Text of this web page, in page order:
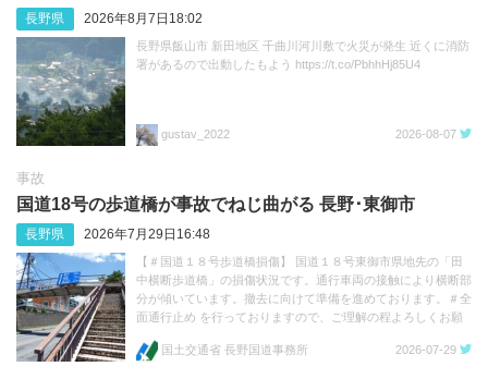
長野県 2026年8月7日18:02
長野県飯山市 新田地区 千曲川河川敷で火災が発生 近くに消防
署があるので出動したもよう https://t.co/PbhhHj85U4
gustav_2022 2026-08-07
事故
国道18号の歩道橋が事故でねじ曲がる 長野･‬東御市
長野県 2026年7月29日16:48
【＃国道１８号歩道橋損傷】 国道１８号東御市県地先の「田
中横断歩道橋」の損傷状況です。通行車両の接触により横断部
分が傾いています。撤去に向けて準備を進めております。＃全
面通行止め を行っておりますので、ご理解の程よろしくお願
国土交通省 長野国道事務所
2026-07-29